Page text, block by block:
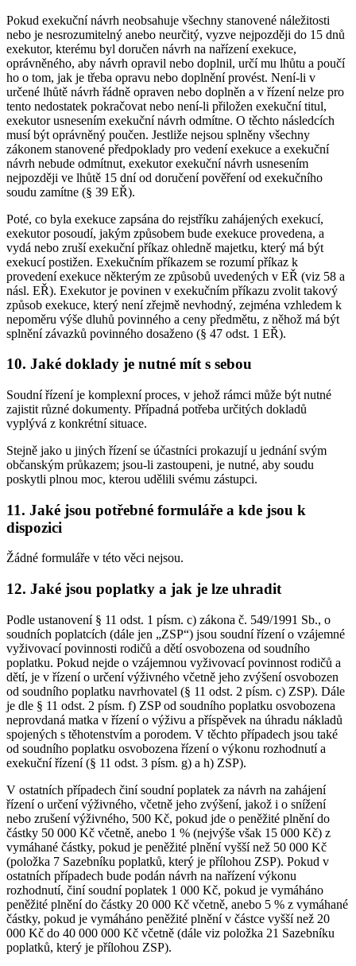
Pokud exekuční návrh neobsahuje všechny stanovené náležitosti
nebo je nesrozumitelný anebo neurčitý, vyzve nejpozději do 15 dnů
exekutor, kterému byl doručen návrh na nařízení exekuce,
oprávněného, aby návrh opravil nebo doplnil, určí mu lhůtu a poučí
ho o tom, jak je třeba opravu nebo doplnění provést. Není-li v
určené lhůtě návrh řádně opraven nebo doplněn a v řízení nelze pro
tento nedostatek pokračovat nebo není-li přiložen exekuční titul,
exekutor usnesením exekuční návrh odmítne. O těchto následcích
musí být oprávněný poučen. Jestliže nejsou splněny všechny
zákonem stanovené předpoklady pro vedení exekuce a exekuční
návrh nebude odmítnut, exekutor exekuční návrh usnesením
nejpozději ve lhůtě 15 dní od doručení pověření od exekučního
soudu zamítne (§ 39 EŘ).
Poté, co byla exekuce zapsána do rejstříku zahájených exekucí,
exekutor posoudí, jakým způsobem bude exekuce provedena, a
vydá nebo zruší exekuční příkaz ohledně majetku, který má být
exekucí postižen. Exekučním příkazem se rozumí příkaz k
provedení exekuce některým ze způsobů uvedených v EŘ (viz 58 a
násl. EŘ). Exekutor je povinen v exekučním příkazu zvolit takový
způsob exekuce, který není zřejmě nevhodný, zejména vzhledem k
nepoměru výše dluhů povinného a ceny předmětu, z něhož má být
splnění závazků povinného dosaženo (§ 47 odst. 1 EŘ).
10. Jaké doklady je nutné mít s sebou
Soudní řízení je komplexní proces, v jehož rámci může být nutné
zajistit různé dokumenty. Případná potřeba určitých dokladů
vyplývá z konkrétní situace.
Stejně jako u jiných řízení se účastníci prokazují u jednání svým
občanským průkazem; jsou-li zastoupeni, je nutné, aby soudu
poskytli plnou moc, kterou udělili svému zástupci.
11. Jaké jsou potřebné formuláře a kde jsou k
dispozici
Žádné formuláře v této věci nejsou.
12. Jaké jsou poplatky a jak je lze uhradit
Podle ustanovení § 11 odst. 1 písm. c) zákona č. 549/1991 Sb., o
soudních poplatcích (dále jen „ZSP“) jsou soudní řízení o vzájemné
vyživovací povinnosti rodičů a dětí osvobozena od soudního
poplatku. Pokud nejde o vzájemnou vyživovací povinnost rodičů a
dětí, je v řízení o určení výživného včetně jeho zvýšení osvobozen
od soudního poplatku navrhovatel (§ 11 odst. 2 písm. c) ZSP). Dále
je dle § 11 odst. 2 písm. f) ZSP od soudního poplatku osvobozena
neprovdaná matka v řízení o výživu a příspěvek na úhradu nákladů
spojených s těhotenstvím a porodem. V těchto případech jsou také
od soudního poplatku osvobozena řízení o výkonu rozhodnutí a
exekuční řízení (§ 11 odst. 3 písm. g) a h) ZSP).
V ostatních případech činí soudní poplatek za návrh na zahájení
řízení o určení výživného, včetně jeho zvýšení, jakož i o snížení
nebo zrušení výživného, 500 Kč, pokud jde o peněžité plnění do
částky 50 000 Kč včetně, anebo 1 % (nejvýše však 15 000 Kč) z
vymáhané částky, pokud je peněžité plnění vyšší než 50 000 Kč
(položka 7 Sazebníku poplatků, který je přílohou ZSP). Pokud v
ostatních případech bude podán návrh na nařízení výkonu
rozhodnutí, činí soudní poplatek 1 000 Kč, pokud je vymáháno
peněžité plnění do částky 20 000 Kč včetně, anebo 5 % z vymáhané
částky, pokud je vymáháno peněžité plnění v částce vyšší než 20
000 Kč do 40 000 000 Kč včetně (dále viz položka 21 Sazebníku
poplatků, který je přílohou ZSP).